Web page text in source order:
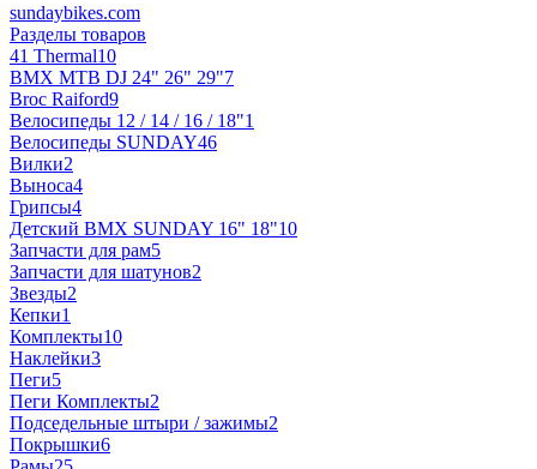
sundaybikes.com
Разделы товаров
41 Thermal10
BMX MTB DJ 24" 26" 29"7
Broc Raiford9
Велосипеды 12 / 14 / 16 / 18"1
Велосипеды SUNDAY46
Вилки2
Выноса4
Грипсы4
Детский BMX SUNDAY 16" 18"10
Запчасти для рам5
Запчасти для шатунов2
Звезды2
Кепки1
Комплекты10
Наклейки3
Пеги5
Пеги Комплекты2
Подседельные штыри / зажимы2
Покрышки6